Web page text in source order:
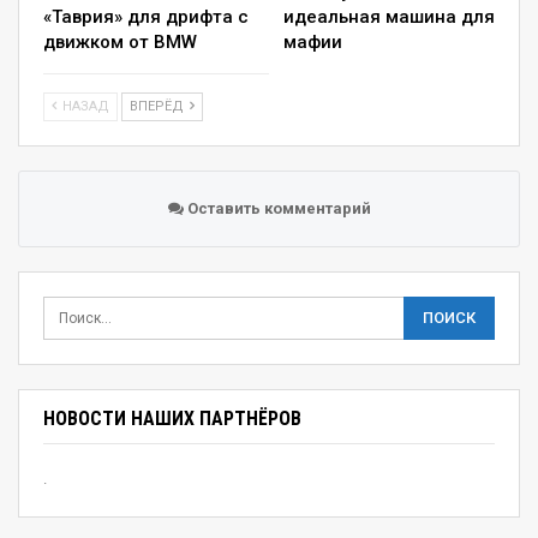
Снаружи
«Таврия» для дрифта с
движком от BMW
идеальная машина для
мафии
НАЗАД ВПЕРЁД
Оставить комментарий
НОВОСТИ НАШИХ ПАРТНЁРОВ